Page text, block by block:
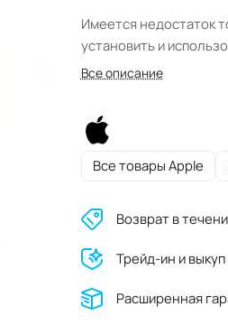
Имеется недостаток
установить и
Все описание
Все товары Apple
Возврат в
Трейд-ин и
Расширенная